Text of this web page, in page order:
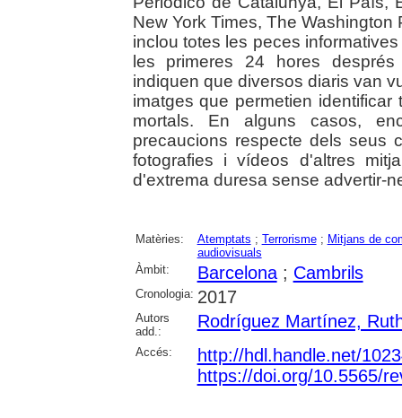
New York Times, The
inclou totes les peces
les primeres 24 hores
indiquen que diversos diaris van
imatges que permetien
mortals. En alguns casos,
precaucions respecte dels seus
fotografies i vídeos d'altres
d'extrema duresa sense advertir-
Matèries: Atemptats ; Terrorisme; Mitjans de
audiovisuals
Àmbit:
Barcelona; Cambrils
Cronologia: 2017
Autors
add.:
Rodríguez Martínez,
Accés:
http://hdl.handle.net/
https://doi.org/10.5565/